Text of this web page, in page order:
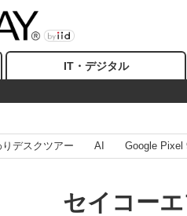
IT・デジタル
りデスクツアー AI Google Pixel
セイコー